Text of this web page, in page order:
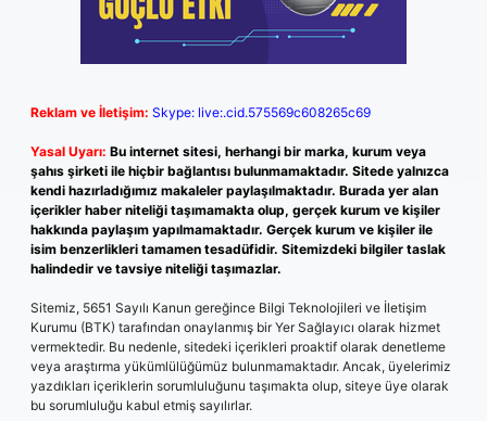
Reklam ve İletişim: Skype: live:.cid.575569c608265c69
Yasal Uyarı: Bu internet sitesi, herhangi bir marka, kurum veya
şahıs şirketi ile hiçbir bağlantısı bulunmamaktadır. Sitede yalnızca
kendi hazırladığımız makaleler paylaşılmaktadır. Burada yer alan
içerikler haber niteliği taşımamakta olup, gerçek kurum ve kişiler
hakkında paylaşım yapılmamaktadır. Gerçek kurum ve kişiler ile
isim benzerlikleri tamamen tesadüfidir. Sitemizdeki bilgiler taslak
halindedir ve tavsiye niteliği taşımazlar.
Sitemiz, 5651 Sayılı Kanun gereğince Bilgi Teknolojileri ve İletişim
Kurumu (BTK) tarafından onaylanmış bir Yer Sağlayıcı olarak hizmet
vermektedir. Bu nedenle, sitedeki içerikleri proaktif olarak denetleme
veya araştırma yükümlülüğümüz bulunmamaktadır. Ancak, üyelerimiz
yazdıkları içeriklerin sorumluluğunu taşımakta olup, siteye üye olarak
bu sorumluluğu kabul etmiş sayılırlar.